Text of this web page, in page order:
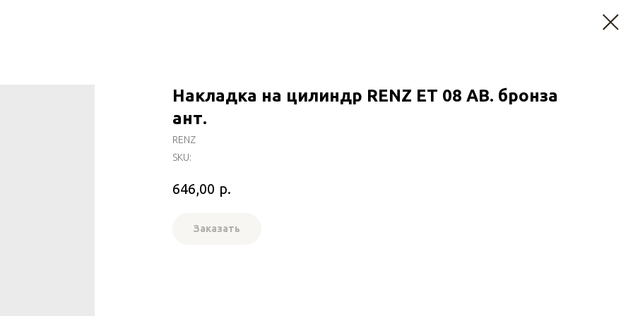
Накладка на цилиндр RENZ ЕТ 08 АВ. бронза
ант.
RENZ
SKU:
646,00 р.
Заказать